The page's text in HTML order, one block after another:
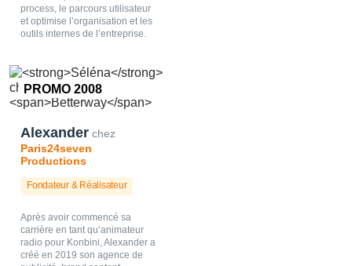
process, le parcours utilisateur
et optimise l’organisation et les
outils internes de l’entreprise.
Après avoir commencé sa
carrière en tant qu’animateur
radio pour Konbini, Alexander a
créé en 2019 son agence de
PROMO 2008
Alexander chez
Paris24seven
Productions
Fondateur & Réalisateur